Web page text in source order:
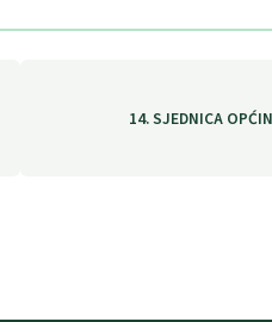
14. SJEDNICA